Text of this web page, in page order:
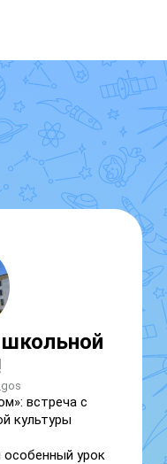
встреча с
культуры
особенный урок